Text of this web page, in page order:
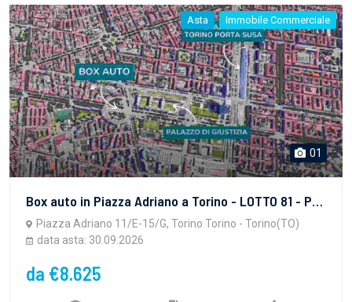
Asta Immobile Commerciale
01
Box auto in Piazza Adriano a Torino - LOTTO 81 - PROPRIETA' SUPERFICIARIA - vendita telematica sulla piattaforma www.gobidreal.it n.32628.81
Piazza Adriano 11/E-15/G, Torino Torino - Torino(TO)
data asta: 30.09.2026
da €8.625